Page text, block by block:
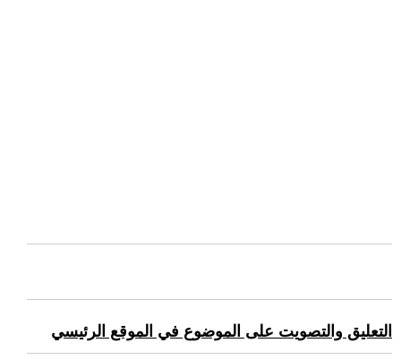
التعليق والتصويت على الموضوع في الموقع الرئيسي